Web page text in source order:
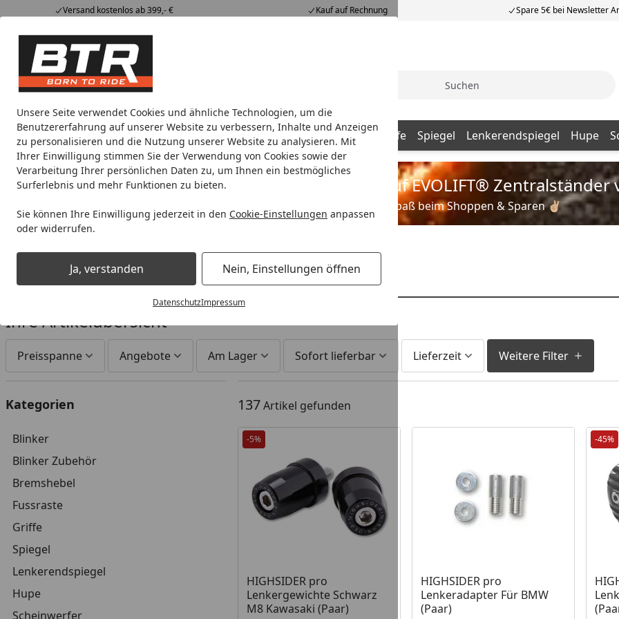
Unsere Seite verwendet Cookies und ähnliche Technologien, um die
Benutzererfahrung auf unserer Website zu verbessern, Inhalte und Anzeigen
zu personalisieren und die Nutzung unserer Website zu analysieren. Mit
Ihrer Einwilligung stimmen Sie der Verwendung von Cookies sowie der
Verarbeitung Ihrer persönlichen Daten zu, um Ihnen ein bestmögliches
Surferlebnis und mehr Funktionen zu bieten.
Sie können Ihre Einwilligung jederzeit in den Cookie-Einstellungen anpassen
oder widerrufen.
Ja, verstanden Nein, Einstellungen öffnen
DatenschutzImpressum
Versand kostenlos ab 399,- € Kauf auf Rechnung Spare 5€ bei Newsletter
Hotline07051 / 9 222 5959
Mi-Fr. 8-12 Uhr
Alle Produkte
Alle ProdukteMarken
Highsider Blinker Blinker Zubehör Bremshebel Fussraste Griffe Spiegel Lenkerendspiegel Hupe
Noch 7 Stunden und 38 Minuten
Spare bis zu 35% auf EVOLIFT® Zentralständer
Viel Spaß beim Shoppen & Sparen ✌🏼
Startseite
Lenker
Ihre Artikelübersicht
Preisspanne Angebote Am Lager Sofort lieferbar Lieferzeit Weitere Filter
Kategorien
Blinker
Blinker Zubehör
Bremshebel
Fussraste
Griffe
Spiegel
Lenkerendspiegel
Hupe
Scheinwerfer
137Artikel gefunden
-5%
HIGHSIDER pro
Lenkergewichte Schwarz
M8 Kawasaki (Paar)
Produkt am Lager
HIGHSIDER pro
Lenkeradapter Für BMW
(Paar)
Produkt am Lager
-45%